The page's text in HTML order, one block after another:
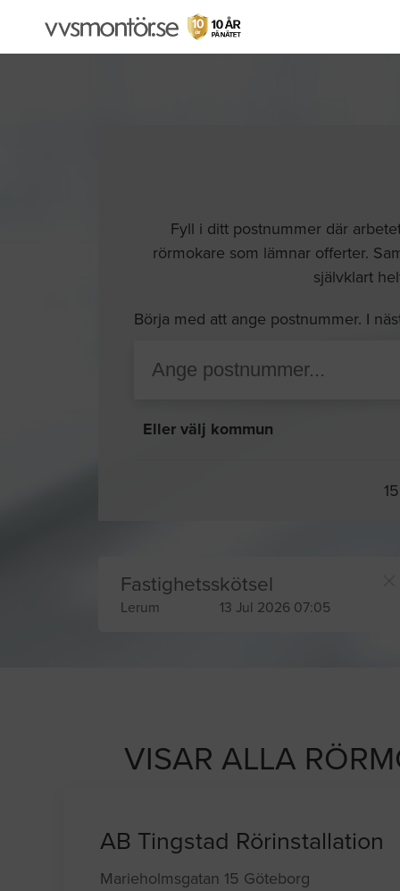
Fyll i ditt postnummer där
rörmokare som lämnar offerter.
självklart
Börja med att ange postnummer. I
Eller välj kommun
Fastighetsskötsel
Lerum 13 Jul 2026 07:05
VISAR ALLA
AB Tingstad Rörinstallation
Marieholmsgatan 15 Göteborg